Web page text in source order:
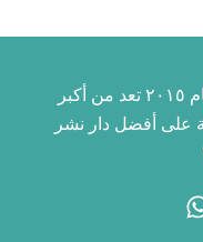
تشكيل للنشر والتوزيع تأسست عام ٢٠١٥ تعد من أكبر
على أفضل دار نشر